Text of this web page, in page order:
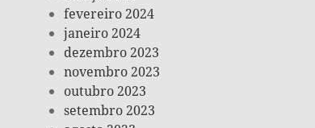
fevereiro 2024
janeiro 2024
dezembro 2023
novembro 2023
outubro 2023
setembro 2023